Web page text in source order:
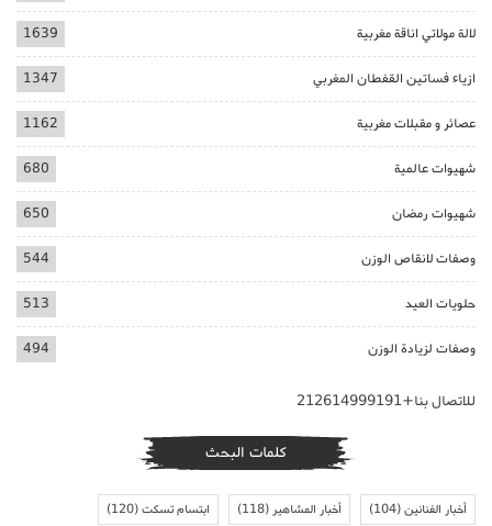
لالة مولاتي اناقة مغربية 1639
ازياء فساتين القفطان المغربي 1347
عصائر و مقبلات مغربية 1162
شهيوات عالمية 680
شهيوات رمضان 650
وصفات لانقاص الوزن 544
حلويات العيد 513
وصفات لزيادة الوزن 494
للاتصال بنا+212614999191
كلمات البحث
أخبار الفنانين(104) أخبار المشاهير(118) ابتسام تسكت(120)